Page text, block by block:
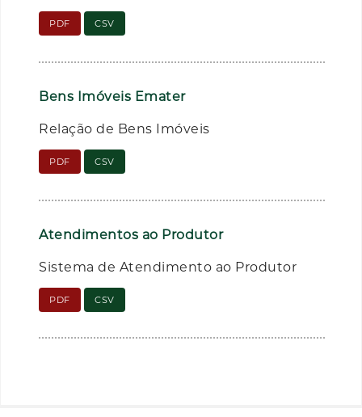
PDF CSV
Bens Imóveis Emater
Relação de Bens Imóveis
PDF CSV
Atendimentos ao Produtor
Sistema de Atendimento ao Produtor
PDF CSV